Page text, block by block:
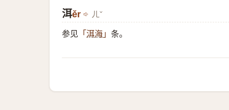
洱ěr ㄦˇ
参见 「 洱海 」 条。